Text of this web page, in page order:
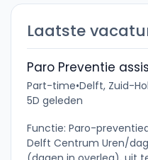
Laatste
Paro Preventie
Part-time•Delft, Zuid-
5D geleden
Functie: Paro-
Delft Centrum Uren/